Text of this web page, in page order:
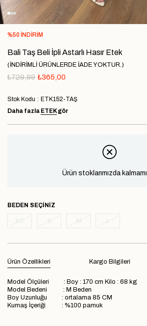
%50 İNDIRIM
Bali Taş Beli İpli Astarlı Hasır Etek
(İNDİRİMLİ ÜRÜNLERDE İADE YOKTUR.)
₺729,99 ₺365,00
Stok Kodu
ETK152-TAŞ
Daha fazla ETEKgör
Ürün stoklarımızda
BEDEN
Ürün Özellikleri Kargo Bilgileri
Model Ölçüleri : Boy : 170 cm Kilo : 68 kg
Model Bedeni : M Beden
Boy Uzunluğu : ortalama 85 CM
Kumaş İçeriği : %100 pamuk